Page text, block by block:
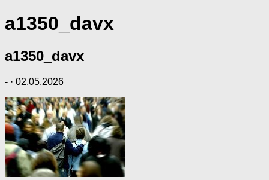
a1350_davx
a1350_davx
- · 02.05.2026